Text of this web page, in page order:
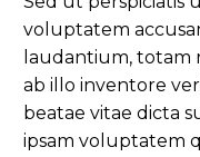
voluptatem
laudantium, totam
ab illo inventore
beatae vitae dicta
ipsam voluptatem